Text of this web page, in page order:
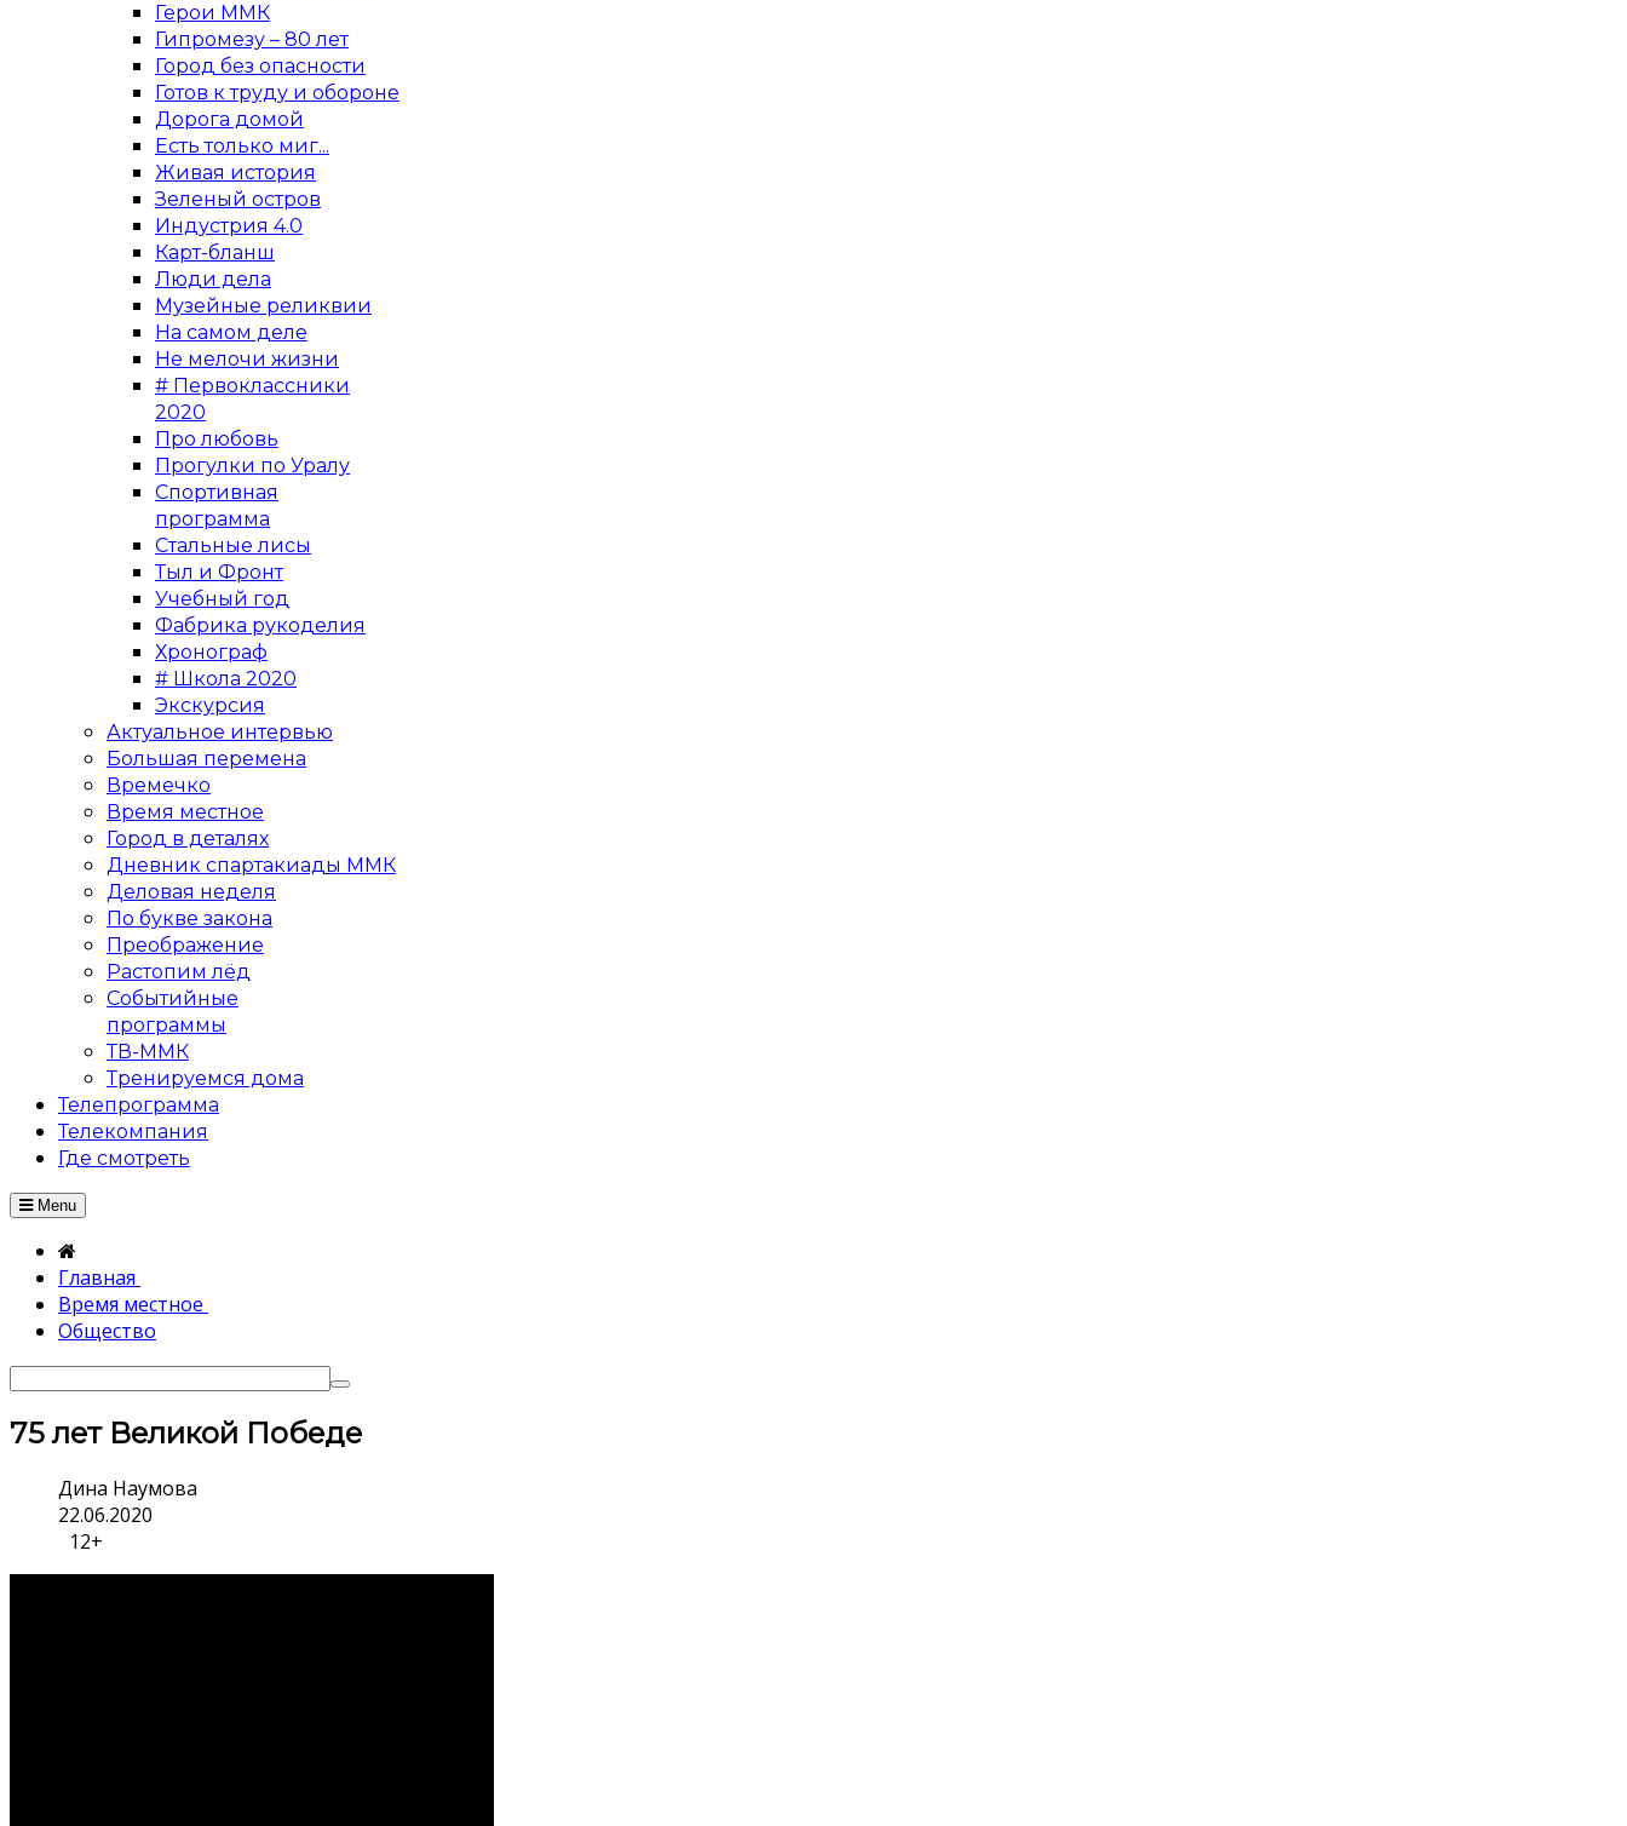
Герои ММК
Гипромезу – 80 лет
Город без опасности
Готов к труду и обороне
Дорога домой
Есть только миг...
Живая история
Зеленый остров
Индустрия 4.0
Карт-бланш
Люди дела
Музейные реликвии
На самом деле
Не мелочи жизни
# Первоклассники
2020
Про любовь
Прогулки по Уралу
Спортивная
программа
Стальные лисы
Тыл и Фронт
Учебный год
Фабрика рукоделия
Хронограф
# Школа 2020
Экскурсия
Актуальное интервью
Большая перемена
Времечко
Время местное
Город в деталях
Дневник спартакиады ММК
Деловая неделя
По букве закона
Преображение
Растопим лёд
Событийные
программы
ТВ-ММК
Тренируемся дома
Телепрограмма
Телекомпания
Где смотреть
Menu
Главная
Время местное
Общество
75 лет Великой Победе
Дина Наумова
22.06.2020
12+